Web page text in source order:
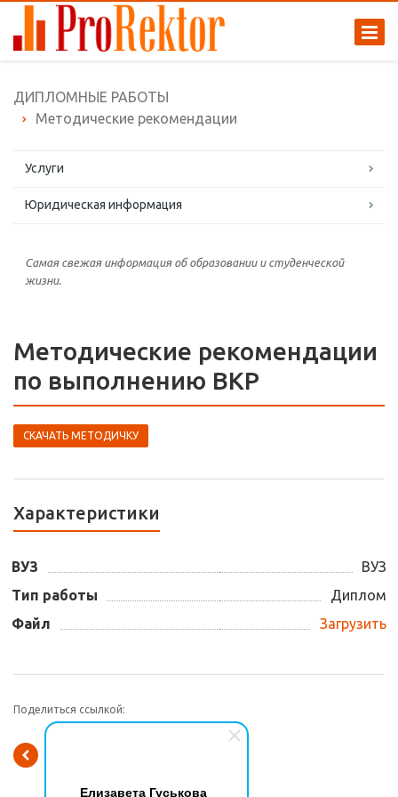
Елизавета Гуськова
ДИПЛОМНЫЕ РАБОТЫ
Методические рекомендации
Услуги
Юридическая информация
Самая свежая информация об образовании и студенческой
жизни.
Методические рекомендации
по выполнению ВКР
СКАЧАТЬ МЕТОДИЧКУ
Характеристики
ВУЗ
ВУЗ
Тип работы
Диплом
Файл
Загрузить
Поделиться ссылкой: